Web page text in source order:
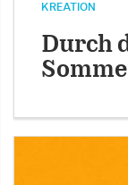
KREATION
Durch